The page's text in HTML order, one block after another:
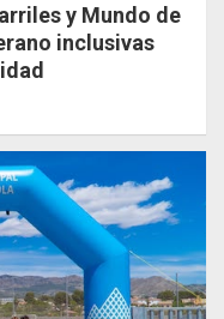
y Mundo de
inclusivas